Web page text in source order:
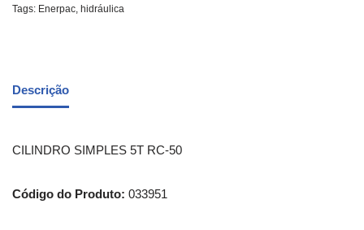
Tags: Enerpac, hidráulica
Descrição
CILINDRO SIMPLES 5T RC-50
Código do Produto: 033951